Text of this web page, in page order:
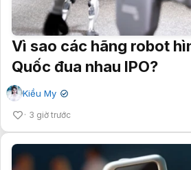
Vì sao các hãng robot
Quốc đua nhau IPO?
Kiều My ✔
3 giờ trước